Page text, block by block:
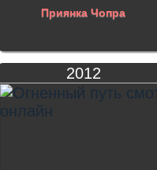
Приянка Чопра
2012